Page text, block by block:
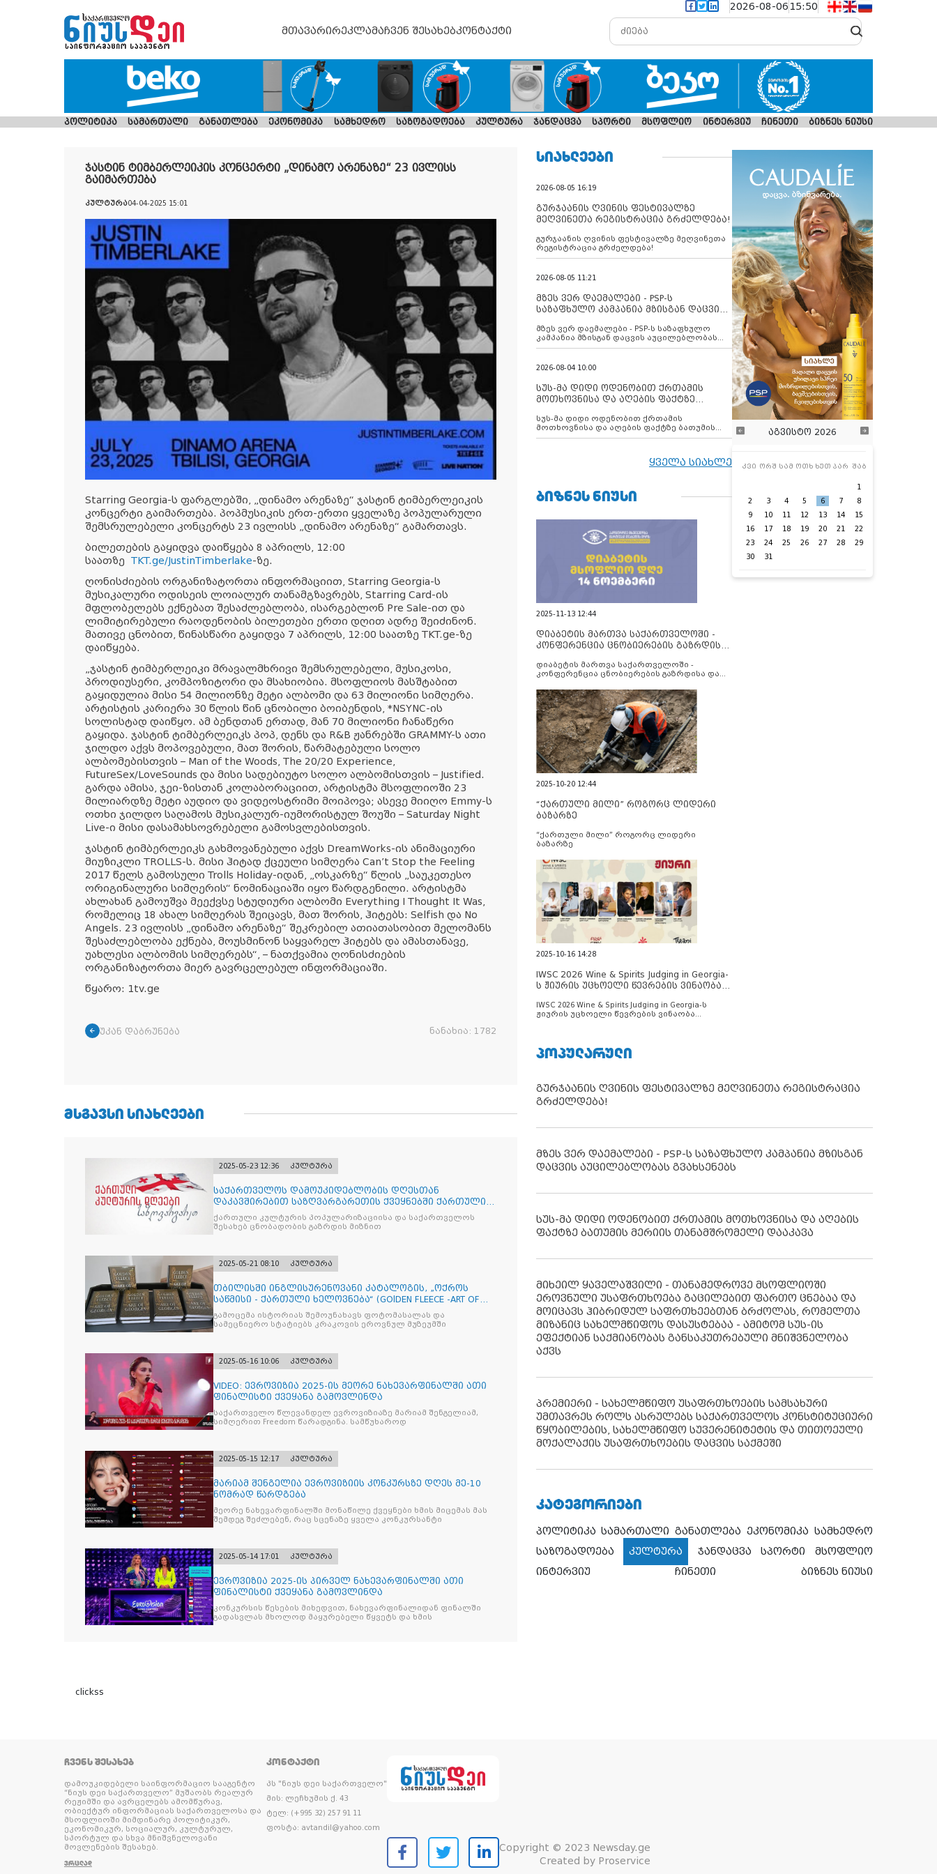
2026-08-06 15:50
მთავარირეკლამაჩვენ შესახებკონტაქტი
პოლიტიკა სამართალი განათლება ეკონომიკა სამხედრო საზოგადოება კულტურა ჯანდაცვა სპორტი მსოფლიო ინტერვიუ ჩინეთი ბიზნეს ნიუსი
ჯასტინ ტიმბერლეიკის კონცერტი „დინამო არენაზე“ 23 ივლისს
გაიმართება
კულტურა04-04-2025 15:01
Starring Georgia-ს ფარგლებში, „დინამო არენაზე“ ჯასტინ ტიმბერლეიკის
კონცერტი გაიმართება. პოპმუსიკის ერთ-ერთი ყველაზე პოპულარული
შემსრულებელი კონცერტს 23 ივლისს „დინამო არენაზე“ გამართავს.
ბილეთების გაყიდვა დაიწყება 8 აპრილს, 12:00
საათზე TKT.ge/JustinTimberlake-ზე.
ღონისძიების ორგანიზატორთა ინფორმაციით, Starring Georgia-ს
მუსიკალური ოდისეის ლოიალურ თანამგზავრებს, Starring Card-ის
მფლობელებს ექნებათ შესაძლებლობა, ისარგებლონ Pre Sale-ით და
ლიმიტირებული რაოდენობის ბილეთები ერთი დღით ადრე შეიძინონ.
მათივე ცნობით, წინასწარი გაყიდვა 7 აპრილს, 12:00 საათზე TKT.ge-ზე
დაიწყება.
„ჯასტინ ტიმბერლეიკი მრავალმხრივი შემსრულებელი, მუსიკოსი,
პროდიუსერი, კომპოზიტორი და მსახიობია. მსოფლიოს მასშტაბით
გაყიდულია მისი 54 მილიონზე მეტი ალბომი და 63 მილიონი სიმღერა.
არტისტის კარიერა 30 წლის წინ ცნობილი ბოიბენდის, *NSYNC-ის
სოლისტად დაიწყო. ამ ბენდთან ერთად, მან 70 მილიონი ჩანაწერი
გაყიდა. ჯასტინ ტიმბერლეიკს პოპ, დენს და R&B ჟანრებში GRAMMY-ს ათი
ჯილდო აქვს მოპოვებული, მათ შორის, წარმატებული სოლო
ალბომებისთვის – Man of the Woods, The 20/20 Experience,
FutureSex/LoveSounds და მისი სადებიუტო სოლო ალბომისთვის – Justified.
გარდა ამისა, ჯეი-ზისთან კოლაბორაციით, არტისტმა მსოფლიოში 23
მილიარდზე მეტი აუდიო და ვიდეოსტრიმი მოიპოვა; ასევე მიიღო Emmy-ს
ოთხი ჯილდო საღამოს მუსიკალურ-იუმორისტულ შოუში – Saturday Night
Live-ი მისი დასამახსოვრებელი გამოსვლებისთვის.
ჯასტინ ტიმბერლეიკს გახმოვანებული აქვს DreamWorks-ის ანიმაციური
მიუზიკლი TROLLS-ს. მისი ჰიტად ქცეული სიმღერა Can’t Stop the Feeling
2017 წელს გამოსული Trolls Holiday-იდან, „ოსკარზე“ წლის „საუკეთესო
ორიგინალური სიმღერის“ ნომინაციაში იყო წარდგენილი. არტისტმა
ახლახან გამოუშვა მეექვსე სტუდიური ალბომი Everything I Thought It Was,
რომელიც 18 ახალ სიმღერას შეიცავს, მათ შორის, ჰიტებს: Selfish და No
Angels. 23 ივლისს „დინამო არენაზე“ შეკრებილ ათიათასობით მელომანს
შესაძლებლობა ექნება, მოუსმინონ საყვარელ ჰიტებს და ამასთანავე,
უახლესი ალბომის სიმღერებს“, – ნათქვამია ღონისძიების
ორგანიზატორთა მიერ გავრცელებულ ინფორმაციაში.
წყარო: 1tv.ge
უკან დაბრუნება ნანახია: 1782
ᲛᲡᲒᲐᲕᲡᲘ ᲡᲘᲐᲮᲚᲔᲔᲑᲘ
2025-05-23 12:36 კულტურა
საქართველოს დამოუკიდებლობის დღესთან
დაკავშირებით საზღვარგარეთის ქვეყნებში ქართული
კულტურის დღეები აღ
ქართული კულტურის პოპულარიზაციისა და საქართველოს
შესახებ ცნობადობის გაზრდის მიზნით
2025-05-21 08:10 კულტურა
თბილისში ინგლისურენოვანი კატალოგის, „ოქროს
საწმისი - ქართული ხელოვნება“ (GOlDEN FLEECE -ART OF
GEORG
გამოცემა ისტორიას შემოუნახავს ფოტომასალას და
სამეცნიერო სტატიებს კრაკოვის ეროვნულ მუზეუმში
2025-05-16 10:06 კულტურა
VIDEO: ევროვიზია 2025-ის მეორე ნახევარფინალში ათი
ფინალისტი ქვეყანა გამოვლინდა
საქართველო წლევანდელ ევროვიზიაზე მარიამ შენგელიამ,
სიმღერით Freedom წარადგინა. სამწუხაროდ
2025-05-15 12:17 კულტურა
მარიამ შენგელია ევროვიზიის კონკურსზე დღეს მე-10
ნომრად წარდგება
მეორე ნახევარფინალში მონაწილე ქვეყნები ხმის მიცემას მას
შემდეგ შეძლებენ, რაც სცენაზე ყველა კონკურსანტი
2025-05-14 17:01 კულტურა
ევროვიზია 2025-ის პირველ ნახევარფინალში ათი
ფინალისტი ქვეყანა გამოვლინდა
კონკურსის წესების მიხედვით, ნახევარფინალიდან ფინალში
გადასვლას მხოლოდ მაყურებელი წყვეტს და ხმის
clickss
ᲡᲘᲐᲮᲚᲔᲔᲑᲘ
2026-08-05 16:19
გურჯაანის ღვინის ფესტივალზე
მეღვინეთა რეგისტრაცია გრძელდება!
გურჯაანის ღვინის ფესტივალზე მეღვინეთა
რეგისტრაცია გრძელდება!
2026-08-05 11:21
მზეს ვერ დაემალები - PSP-ს
საზაფხულო კამპანია მზისგან დაცვის
მზეს ვერ დაემალები - PSP-ს საზაფხულო
კამპანია მზისგან დაცვის აუცილებლობას
გვახსენებს
2026-08-04 10:00
სუს-მა დიდი ოდენობით ქრთამის
მოთხოვნისა და აღების ფაქტზე
დააკავა
სუს-მა დიდი ოდენობით ქრთამის
მოთხოვნისა და აღების ფაქტზე ბათუმის
მერიის თანამშრომელი დააკავა
ყველა სიახლე
ᲑᲘᲖᲜᲔᲡ ᲜᲘᲣᲡᲘ
2025-11-13 12:44
დიაბეტის მართვა საქართველოში -
კონფერენცია ცნობიერების გაზრდისა
დიაბეტის მართვა საქართველოში -
კონფერენცია ცნობიერების გაზრდისა და
2025-10-20 12:44
“ქართული მილი” როგორც ლიდერი
ბაზარზე
“ქართული მილი” როგორც ლიდერი
ბაზარზე
2025-10-16 14:28
IWSC 2026 Wine & Spirits Judging in Georgia-
ს ჟიურის უცხოელი წევრების ვინაობა
IWSC 2026 Wine & Spirits Judging in Georgia-ს
ჟიურის უცხოელი წევრების ვინაობა
აგვისტო 2026
კვი ორშ სამ ოთხ ხუთ პარ შაბ
1
2
3 4 5 6 7
8
9
10 11 12 13 14
15
16
17 18 19 20 21
22
23
24 25 26 27 28
29
30
31
ᲞᲝᲞᲣᲚᲐᲠᲣᲚᲘ
გურჯაანის ღვინის ფესტივალზე მეღვინეთა რეგისტრაცია
გრძელდება!
მზეს ვერ დაემალები - PSP-ს საზაფხულო კამპანია მზისგან
დაცვის აუცილებლობას გვახსენებს
სუს-მა დიდი ოდენობით ქრთამის მოთხოვნისა და აღების
ფაქტზე ბათუმის მერიის თანამშრომელი დააკავა
მიხეილ ყაველაშვილი - თანამედროვე მსოფლიოში
ეროვნული უსაფრთხოება გაცილებით ფართო ცნებაა და
მოიცავს ჰიბრიდულ საფრთხეებთან ბრძოლას, რომელთა
მიზანიც სახელმწიფოს დასუსტებაა - ამიტომ სუს-ის
ეფექტიან საქმიანობას განსაკუთრებული მნიშვნელობა
აქვს
პრემიერი - სახელმწიფო უსაფრთხოების სამსახური
უმთავრეს როლს ასრულებს საქართველოს კონსტიტუციური
წყობილების, სახელმწიფო სუვერენიტეტის და თითოეული
მოქალაქის უსაფრთხოების დაცვის საქმეში
ᲙᲐᲢᲔᲒᲝᲠᲘᲔᲑᲘ
პოლიტიკა სამართალი განათლება ეკონომიკა სამხედრო
საზოგადოება
კულტურა ჯანდაცვა სპორტი
მსოფლიო
ინტერვიუ
ჩინეთი ბიზნეს ნიუსი
ᲩᲕᲔᲜᲡ ᲨᲔᲡᲐᲮᲔᲑ
დამოუკიდებელი საინფორმაციო სააგენტო
“ნიუს დეი საქართველო” მუშაობს რეალურ
რეჟიმში და ავრცელებს ამომწურავ,
ობიექტურ ინფორმაციას საქართველოსა და
მსოფლიოში მიმდინარე პოლიტიკურ,
ეკონომიკურ, სოციალურ, კულტურულ,
სპორტულ და სხვა მნიშვნელოვანი
მოვლენების შესახებ.
ᲕᲠᲪᲚᲐᲓ
ᲙᲝᲜᲢᲐᲥᲢᲘ
პს "ნიუს დეი საქართველო"
მის: ლეჩხუმის ქ. 43
ტელ: (+995 32) 257 91 11
ფოსტა: avtandil@yahoo.com
Copyright © 2023 Newsday.ge
Created by Proservice